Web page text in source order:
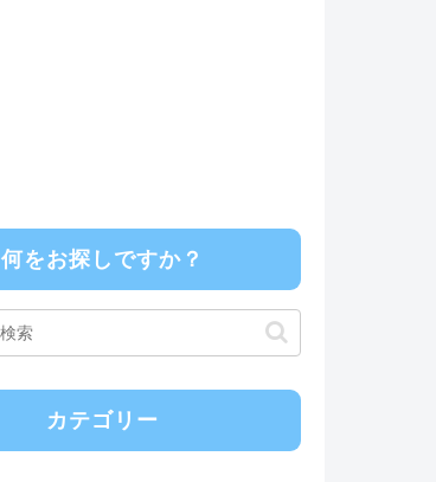
何をお探しですか？
カテゴリー